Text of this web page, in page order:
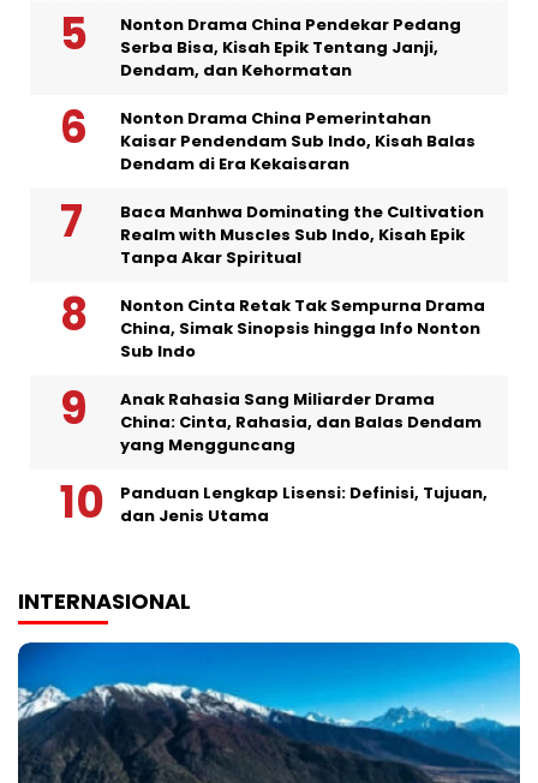
Nonton Drama China Pendekar Pedang
Serba Bisa, Kisah Epik Tentang Janji,
Dendam, dan Kehormatan
Nonton Drama China Pemerintahan
Kaisar Pendendam Sub Indo, Kisah Balas
Dendam di Era Kekaisaran
Baca Manhwa Dominating the Cultivation
Realm with Muscles Sub Indo, Kisah Epik
Tanpa Akar Spiritual
Nonton Cinta Retak Tak Sempurna Drama
China, Simak Sinopsis hingga Info Nonton
Sub Indo
Anak Rahasia Sang Miliarder Drama
China: Cinta, Rahasia, dan Balas Dendam
yang Mengguncang
Panduan Lengkap Lisensi: Definisi, Tujuan,
dan Jenis Utama
INTERNASIONAL